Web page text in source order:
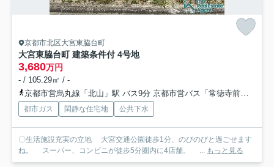
京都市北区大宮東脇台町
大宮東脇台町 建築条件付 4号地
3,680万円
- / 105.29㎡ / -
京都市営烏丸線「北山」駅 バス9分 京都市営バス「常徳寺前」 停歩8分
都市ガス 閑静な住宅地 公共下水
〇生活施設充実の立地 大宮交通公園徒歩1分、のびのびと過ごせます
ね。 スーパー、コンビニが徒歩5分圏内に4店舗。 ... もっと見る